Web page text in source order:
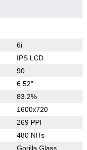
6i
IPS LCD
90
6.52"
83.2%
1600x720
269 PPI
480 NITs
Gorilla Glass